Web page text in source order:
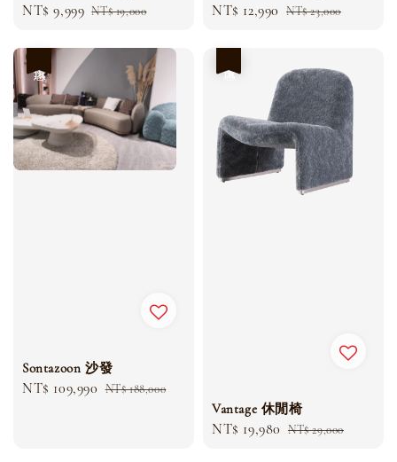
Sale
NT$ 9,999 Regular
NT$ 19,000
Sale
NT$ 12,990 Regular
NT$ 23,000
Sontazoon 沙發
Sale
NT$ 109,990 Regular
NT$ 188,000
Vantage 休閒椅
Sale
NT$ 19,980 Regular
NT$ 29,000